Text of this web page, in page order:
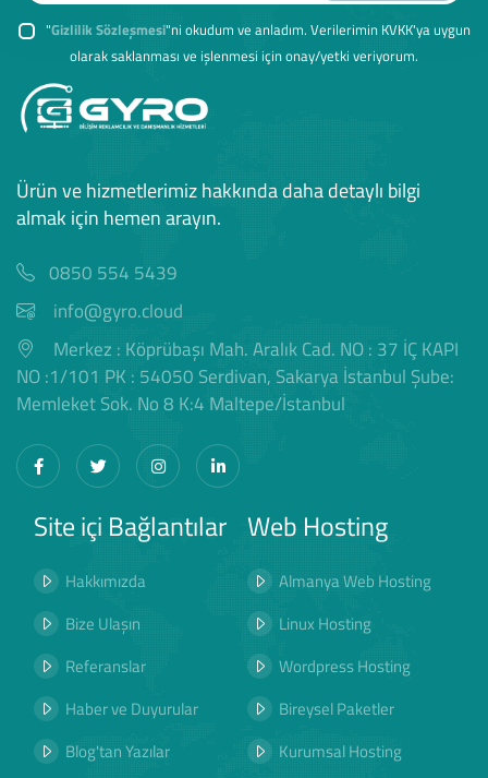
"Gizlilik Sözleşmesi"ni okudum ve anladım. Verilerimin KVKK'ya uygun
olarak saklanması ve işlenmesi için onay/yetki veriyorum.
Ürün ve hizmetlerimiz hakkında daha detaylı bilgi
almak için hemen arayın.
0850 554 5439
info@gyro.cloud
Merkez : Köprübaşı Mah. Aralık Cad. NO : 37 İÇ KAPI
NO :1/101 PK : 54050 Serdivan, Sakarya İstanbul Şube:
Memleket Sok. No 8 K:4 Maltepe/İstanbul
Site içi Bağlantılar
Hakkımızda
Bize Ulaşın
Referanslar
Haber ve Duyurular
Blog'tan Yazılar
Web Hosting
Almanya Web Hosting
Linux Hosting
Wordpress Hosting
Bireysel Paketler
Kurumsal Hosting